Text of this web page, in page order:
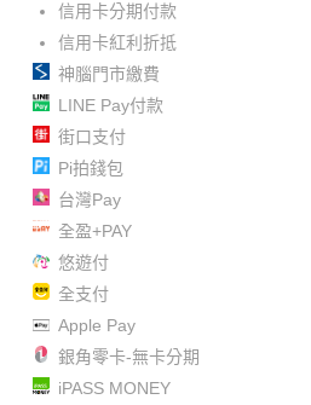
信用卡分期付款
信用卡紅利折抵
神腦門市繳費
LINE Pay付款
街口支付
Pi拍錢包
台灣Pay
全盈+PAY
悠遊付
全支付
Apple Pay
銀角零卡-無卡分期
iPASS MONEY